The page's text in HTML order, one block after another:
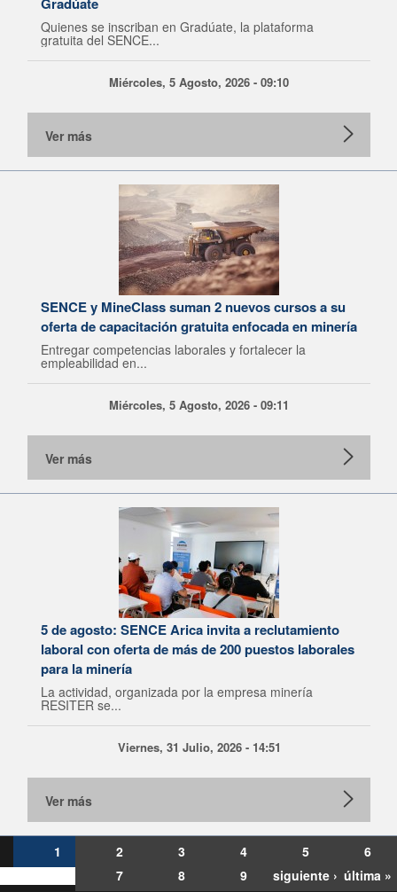
Quienes se inscriban en Gradúate, la plataforma
gratuita del SENCE...
Miércoles, 5 Agosto, 2026 - 09:10
Ver más
SENCE y MineClass suman 2 nuevos cursos a su
oferta de capacitación gratuita enfocada en minería
Entregar competencias laborales y fortalecer la
empleabilidad en...
Miércoles, 5 Agosto, 2026 - 09:11
Ver más
5 de agosto: SENCE Arica invita a reclutamiento
laboral con oferta de más de 200 puestos laborales
para la minería
La actividad, organizada por la empresa minería
RESITER se...
Viernes, 31 Julio, 2026 - 14:51
Ver más
1 2 3 4 5
6
7
8 9 siguiente › última »